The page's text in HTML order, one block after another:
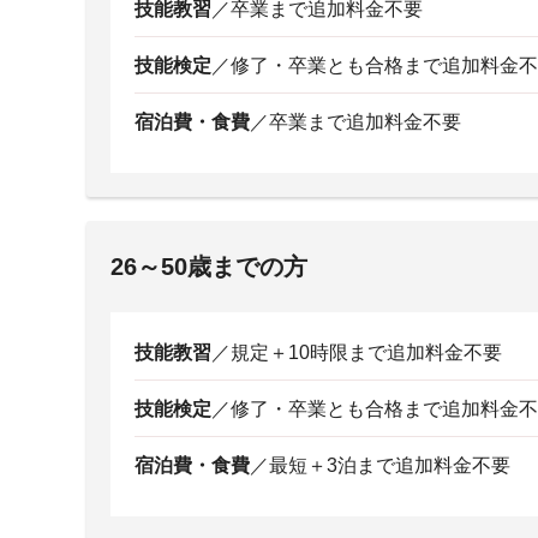
技能教習 ／卒業まで追加料金不要
技能検定 ／修了・卒業とも合格まで追加料金
宿泊費・食費 ／卒業まで追加料金不要
26～50歳までの方
技能教習 ／規定＋10時限まで追加料金不要
技能検定 ／修了・卒業とも合格まで追加料金
宿泊費・食費 ／最短＋3泊まで追加料金不要